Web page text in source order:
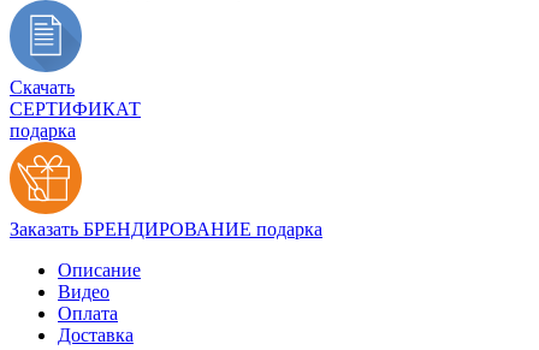
Скачать
СЕРТИФИКАТ
подарка
Заказать БРЕНДИРОВАНИЕ подарка
Описание
Видео
Оплата
Доставка